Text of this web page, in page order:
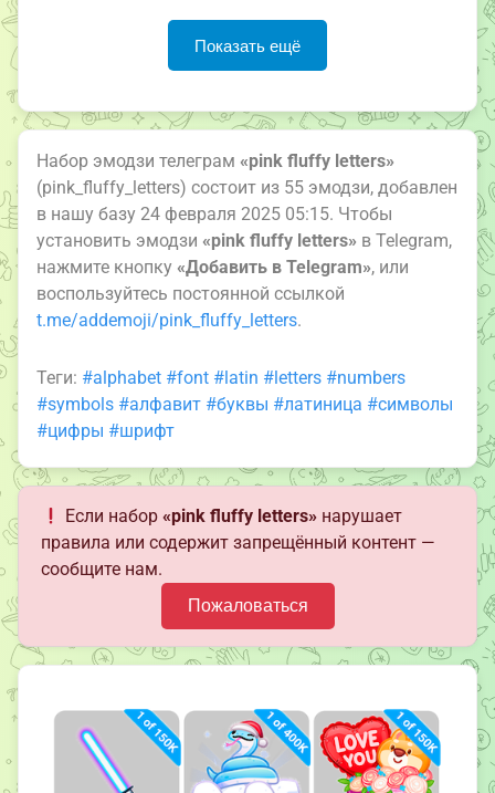
Показать ещё
Набор эмодзи телеграм «pink fluffy letters»
(pink_fluffy_letters) состоит из 55 эмодзи, добавлен
в нашу базу 24 февраля 2025 05:15. Чтобы
установить эмодзи «pink fluffy letters» в Telegram,
нажмите кнопку «Добавить в Telegram», или
воспользуйтесь постоянной ссылкой
t.me/addemoji/pink_fluffy_letters.
Теги: #alphabet #font #latin #letters #numbers
#symbols #алфавит #буквы #латиница #символы
#цифры #шрифт
Если набор«pink fluffy letters» нарушает
правила или содержит запрещённый контент —
сообщите нам.
Пожаловаться